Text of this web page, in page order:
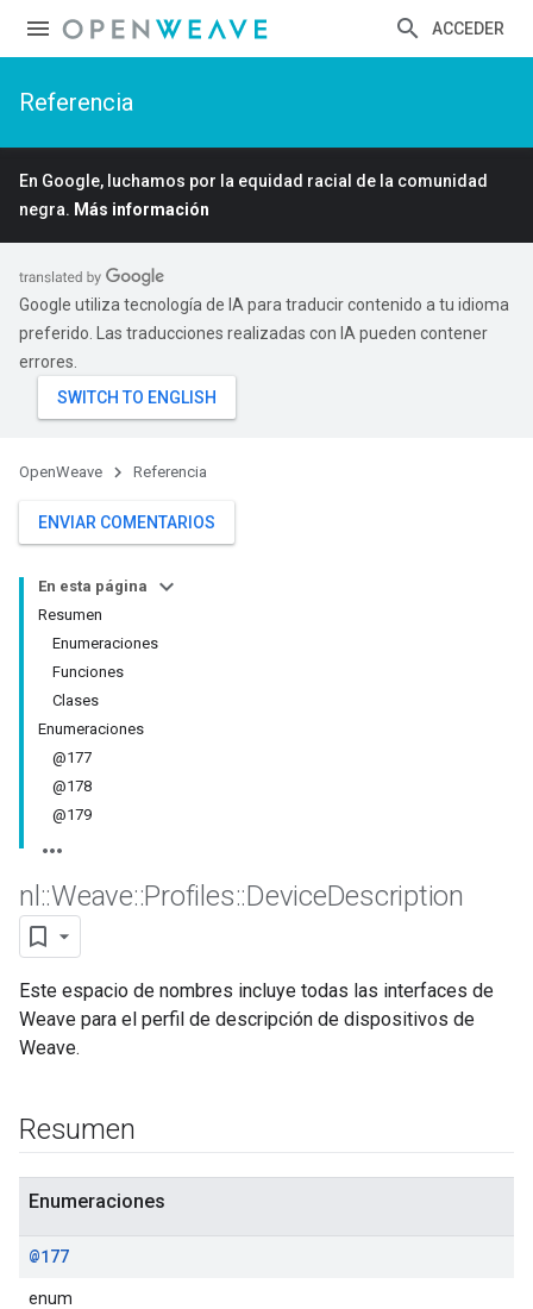
ACCEDER
Referencia
En Google, luchamos por la equidad racial de la comunidad
negra. Más información
Google utiliza tecnología de IA para traducir contenido a tu idioma
preferido. Las traducciones realizadas con IA pueden contener
errores.
OpenWeave Referencia
ENVIAR COMENTARIOS
En esta página
Resumen
Enumeraciones
Funciones
Clases
Enumeraciones
@177
@178
@179
nl ::Weave::Profiles::DeviceDescription
Este espacio de nombres incluye todas las interfaces de
Weave para el perfil de descripción de dispositivos de
Weave.
Resumen
Enumeraciones
@177
enum